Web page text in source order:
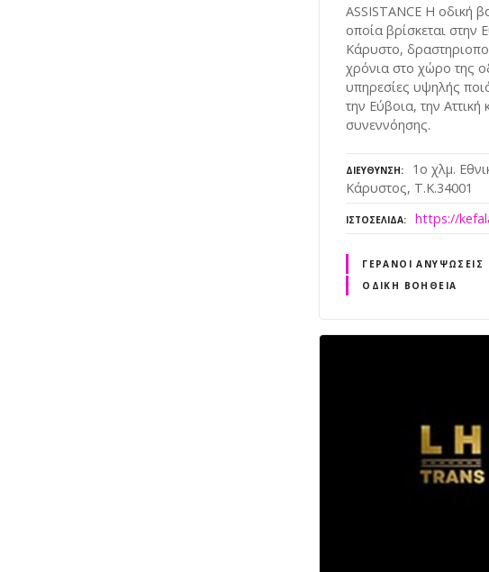
ASSISTANCE Η οδική
οποία βρίσκεται στην
Κάρυστο,
χρόνια στο χώρο της
υπηρεσίες υψηλής
την Εύβοια, την
συνεννόησης.
ΔΙΕΎΘΥΝΣΗ
1ο χλμ.
Κάρυστος, Τ.Κ.34001
ΙΣΤΟΣΕΛΊΔΑ https://
ΓΕΡΑΝΟΊ ΑΝΥΨΏΣΕΙΣ
ΟΔΙΚΉ ΒΟΉΘΕΙΑ